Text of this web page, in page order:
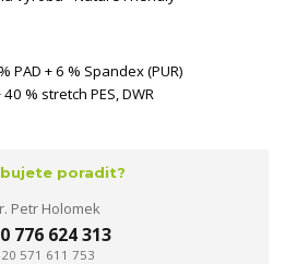
PAD + 6 % Spandex (PUR)
% stretch PES, DWR
poradit?
Petr Holomek
776 624 313
571 611 753